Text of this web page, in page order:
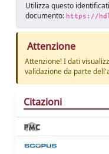
Utilizza questo
documento: https://
Attenzione
Attenzione! I dati
validazione da parte
Citazioni